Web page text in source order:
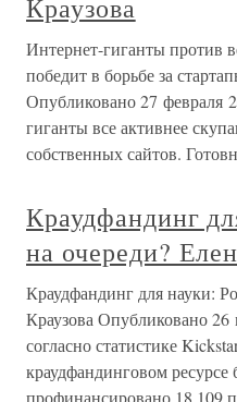
Краузова
Интернет-гиганты против
победит в борьбе за
Опубликовано 27 февраля
гиганты все активнее
собственных сайтов.
Краудфандинг
на очереди?
Краудфандинг для науки:
Краузова Опубликовано
согласно статистике
краудфандинговом
профинансировано 18 109